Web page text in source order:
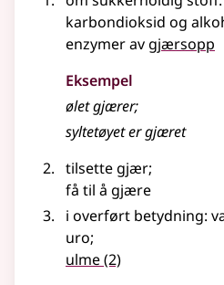
karbondioksid og
enzymer av gjærsopp
Eksempel
øletgjærer;
syltetøyet ergjæret
tilsette gjær;
få til å gjære
i overført betydning:
uro;
ulme(2)